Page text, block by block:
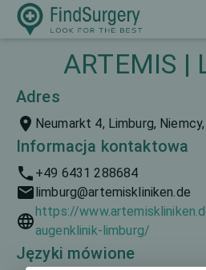
ARTEMIS |
Adres
Neumarkt 4, Limburg,
Informacja kontaktowa
+49 6431 288684
limburg@artemiskliniken.de
https://
augenklinik-limburg/
Języki mówione